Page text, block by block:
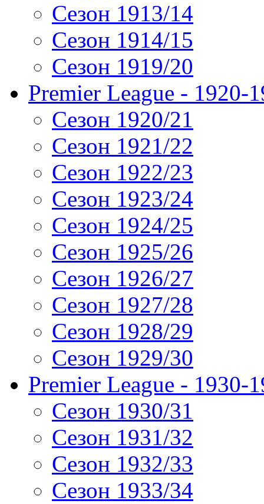
Сезон 1913/14
Сезон 1914/15
Сезон 1919/20
Premier League - 1920-
Сезон 1920/21
Сезон 1921/22
Сезон 1922/23
Сезон 1923/24
Сезон 1924/25
Сезон 1925/26
Сезон 1926/27
Сезон 1927/28
Сезон 1928/29
Сезон 1929/30
Premier League - 1930-
Сезон 1930/31
Сезон 1931/32
Сезон 1932/33
Сезон 1933/34